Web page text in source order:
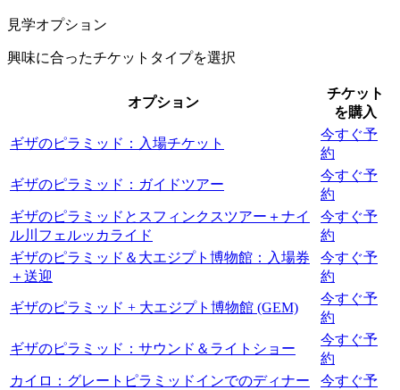
見学オプション
興味に合ったチケットタイプを選択
オプション
チケット
を購入
ギザのピラミッド：入場チケット
今すぐ予
約
ギザのピラミッド：ガイドツアー
今すぐ予
約
ギザのピラミッドとスフィンクスツアー＋ナイ
ル川フェルッカライド
今すぐ予
約
ギザのピラミッド＆大エジプト博物館：入場券
＋送迎
今すぐ予
約
ギザのピラミッド + 大エジプト博物館 (GEM)
今すぐ予
約
ギザのピラミッド：サウンド＆ライトショー
今すぐ予
約
カイロ：グレートピラミッドインでのディナー
今すぐ予